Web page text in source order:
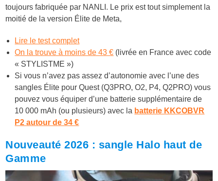
toujours fabriquée par NANLI. Le prix est tout simplement la
moitié de la version Élite de Meta,
Lire le test complet
On la trouve à moins de 43 € (livrée en France avec code
« STYLISTME »)
Si vous n’avez pas assez d’autonomie avec l’une des
sangles Élite pour Quest (Q3PRO, O2, P4, Q2PRO) vous
pouvez vous équiper d’une batterie supplémentaire de
10 000 mAh (ou plusieurs) avec la batterie KKCOBVR
P2 autour de 34 €
Nouveauté 2026 : sangle Halo haut de
Gamme